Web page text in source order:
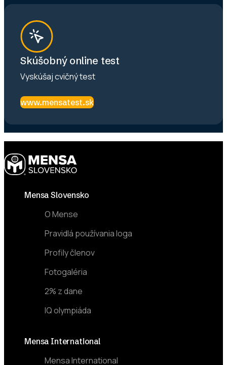
Skúšobný online test
Vyskúšaj cvičný test
www.mensatest.sk
FooterMensa Slovensko
O Mense
Pravidlá používania loga
Profily členov
Fotogaléria
2% z dane
IQ olympiáda
Mensa International
Mensa International